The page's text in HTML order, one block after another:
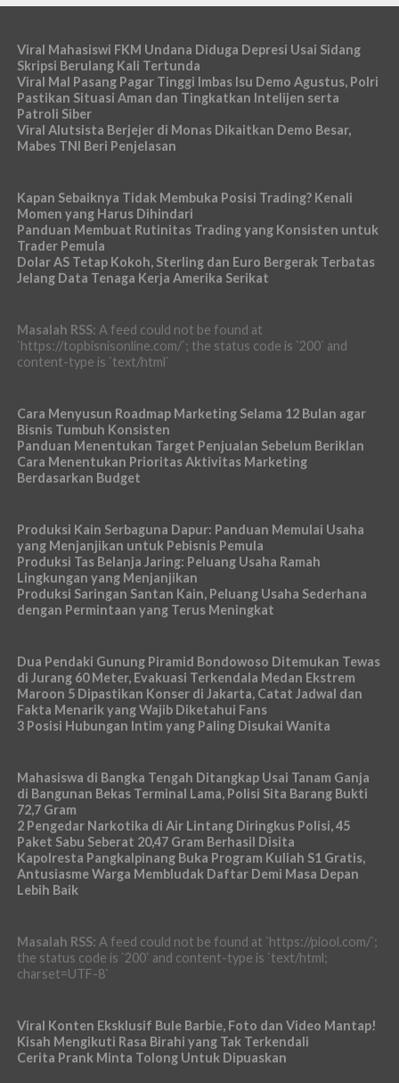
Viral Mahasiswi FKM Undana Diduga Depresi Usai Sidang
Skripsi Berulang Kali Tertunda
Viral Mal Pasang Pagar Tinggi Imbas Isu Demo Agustus, Polri
Pastikan Situasi Aman dan Tingkatkan Intelijen serta
Patroli Siber
Viral Alutsista Berjejer di Monas Dikaitkan Demo Besar,
Mabes TNI Beri Penjelasan
Kapan Sebaiknya Tidak Membuka Posisi Trading? Kenali
Momen yang Harus Dihindari
Panduan Membuat Rutinitas Trading yang Konsisten untuk
Trader Pemula
Dolar AS Tetap Kokoh, Sterling dan Euro Bergerak Terbatas
Jelang Data Tenaga Kerja Amerika Serikat
Masalah RSS: A feed could not be found at
`https://topbisnisonline.com/`; the status code is `200` and
content-type is `text/html`
Cara Menyusun Roadmap Marketing Selama 12 Bulan agar
Bisnis Tumbuh Konsisten
Panduan Menentukan Target Penjualan Sebelum Beriklan
Cara Menentukan Prioritas Aktivitas Marketing
Berdasarkan Budget
Produksi Kain Serbaguna Dapur: Panduan Memulai Usaha
yang Menjanjikan untuk Pebisnis Pemula
Produksi Tas Belanja Jaring: Peluang Usaha Ramah
Lingkungan yang Menjanjikan
Produksi Saringan Santan Kain, Peluang Usaha Sederhana
dengan Permintaan yang Terus Meningkat
Dua Pendaki Gunung Piramid Bondowoso Ditemukan Tewas
di Jurang 60 Meter, Evakuasi Terkendala Medan Ekstrem
Maroon 5 Dipastikan Konser di Jakarta, Catat Jadwal dan
Fakta Menarik yang Wajib Diketahui Fans
3 Posisi Hubungan Intim yang Paling Disukai Wanita
Mahasiswa di Bangka Tengah Ditangkap Usai Tanam Ganja
di Bangunan Bekas Terminal Lama, Polisi Sita Barang Bukti
72,7 Gram
2 Pengedar Narkotika di Air Lintang Diringkus Polisi, 45
Paket Sabu Seberat 20,47 Gram Berhasil Disita
Kapolresta Pangkalpinang Buka Program Kuliah S1 Gratis,
Antusiasme Warga Membludak Daftar Demi Masa Depan
Lebih Baik
Masalah RSS: A feed could not be found at `https://piool.com/`;
the status code is `200` and content-type is `text/html;
charset=UTF-8`
Viral Konten Eksklusif Bule Barbie, Foto dan Video Mantap!
Kisah Mengikuti Rasa Birahi yang Tak Terkendali
Cerita Prank Minta Tolong Untuk Dipuaskan